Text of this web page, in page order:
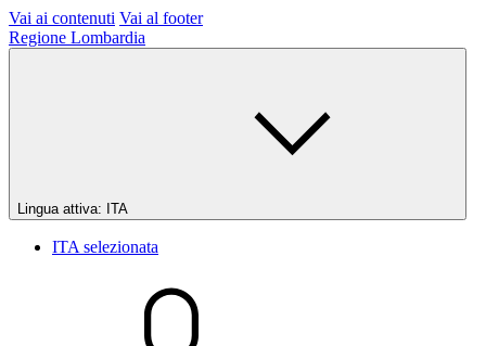
Vai ai contenuti Vai al footer
Regione Lombardia
Lingua attiva: ITA
ITA selezionata